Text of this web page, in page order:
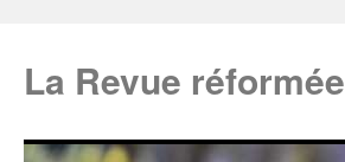
La Revue réformée